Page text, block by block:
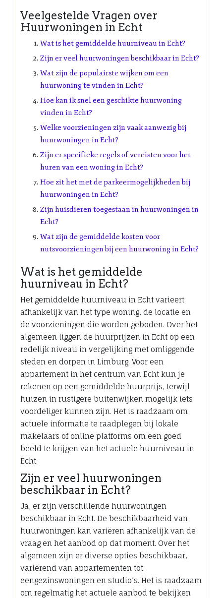
Veelgestelde Vragen over
Huurwoningen in Echt
Wat is het gemiddelde huurniveau in Echt?
Zijn er veel huurwoningen beschikbaar in Echt?
Wat zijn de populairste wijken om een
huurwoning te vinden in Echt?
Hoe kan ik snel een geschikte huurwoning
vinden in Echt?
Welke voorzieningen zijn vaak aanwezig bij
huurwoningen in Echt?
Zijn er specifieke regels of vereisten voor het
huren van een woning in Echt?
Hoe zit het met de parkeermogelijkheden bij
huurwoningen in Echt?
Zijn huisdieren toegestaan ​​in huurwoningen in
Echt?
Wat zijn de gemiddelde kosten voor
nutsvoorzieningen bij een huurwoning in Echt?
Wat is het gemiddelde
huurniveau in Echt?
Het gemiddelde huurniveau in Echt varieert
afhankelijk van het type woning, de locatie en
de voorzieningen die worden geboden. Over het
algemeen liggen de huurprijzen in Echt op een
redelijk niveau in vergelijking met omliggende
steden en dorpen in Limburg. Voor een
appartement in het centrum van Echt kun je
rekenen op een gemiddelde huurprijs, terwijl
huizen in rustigere buitenwijken mogelijk iets
voordeliger kunnen zijn. Het is raadzaam om
actuele informatie te raadplegen bij lokale
makelaars of online platforms om een goed
beeld te krijgen van het actuele huurniveau in
Echt.
Zijn er veel huurwoningen
beschikbaar in Echt?
Ja, er zijn verschillende huurwoningen
beschikbaar in Echt. De beschikbaarheid van
huurwoningen kan variëren afhankelijk van de
vraag en het aanbod op dat moment. Over het
algemeen zijn er diverse opties beschikbaar,
variërend van appartementen tot
eengezinswoningen en studio’s. Het is raadzaam
om regelmatig het actuele aanbod te bekijken